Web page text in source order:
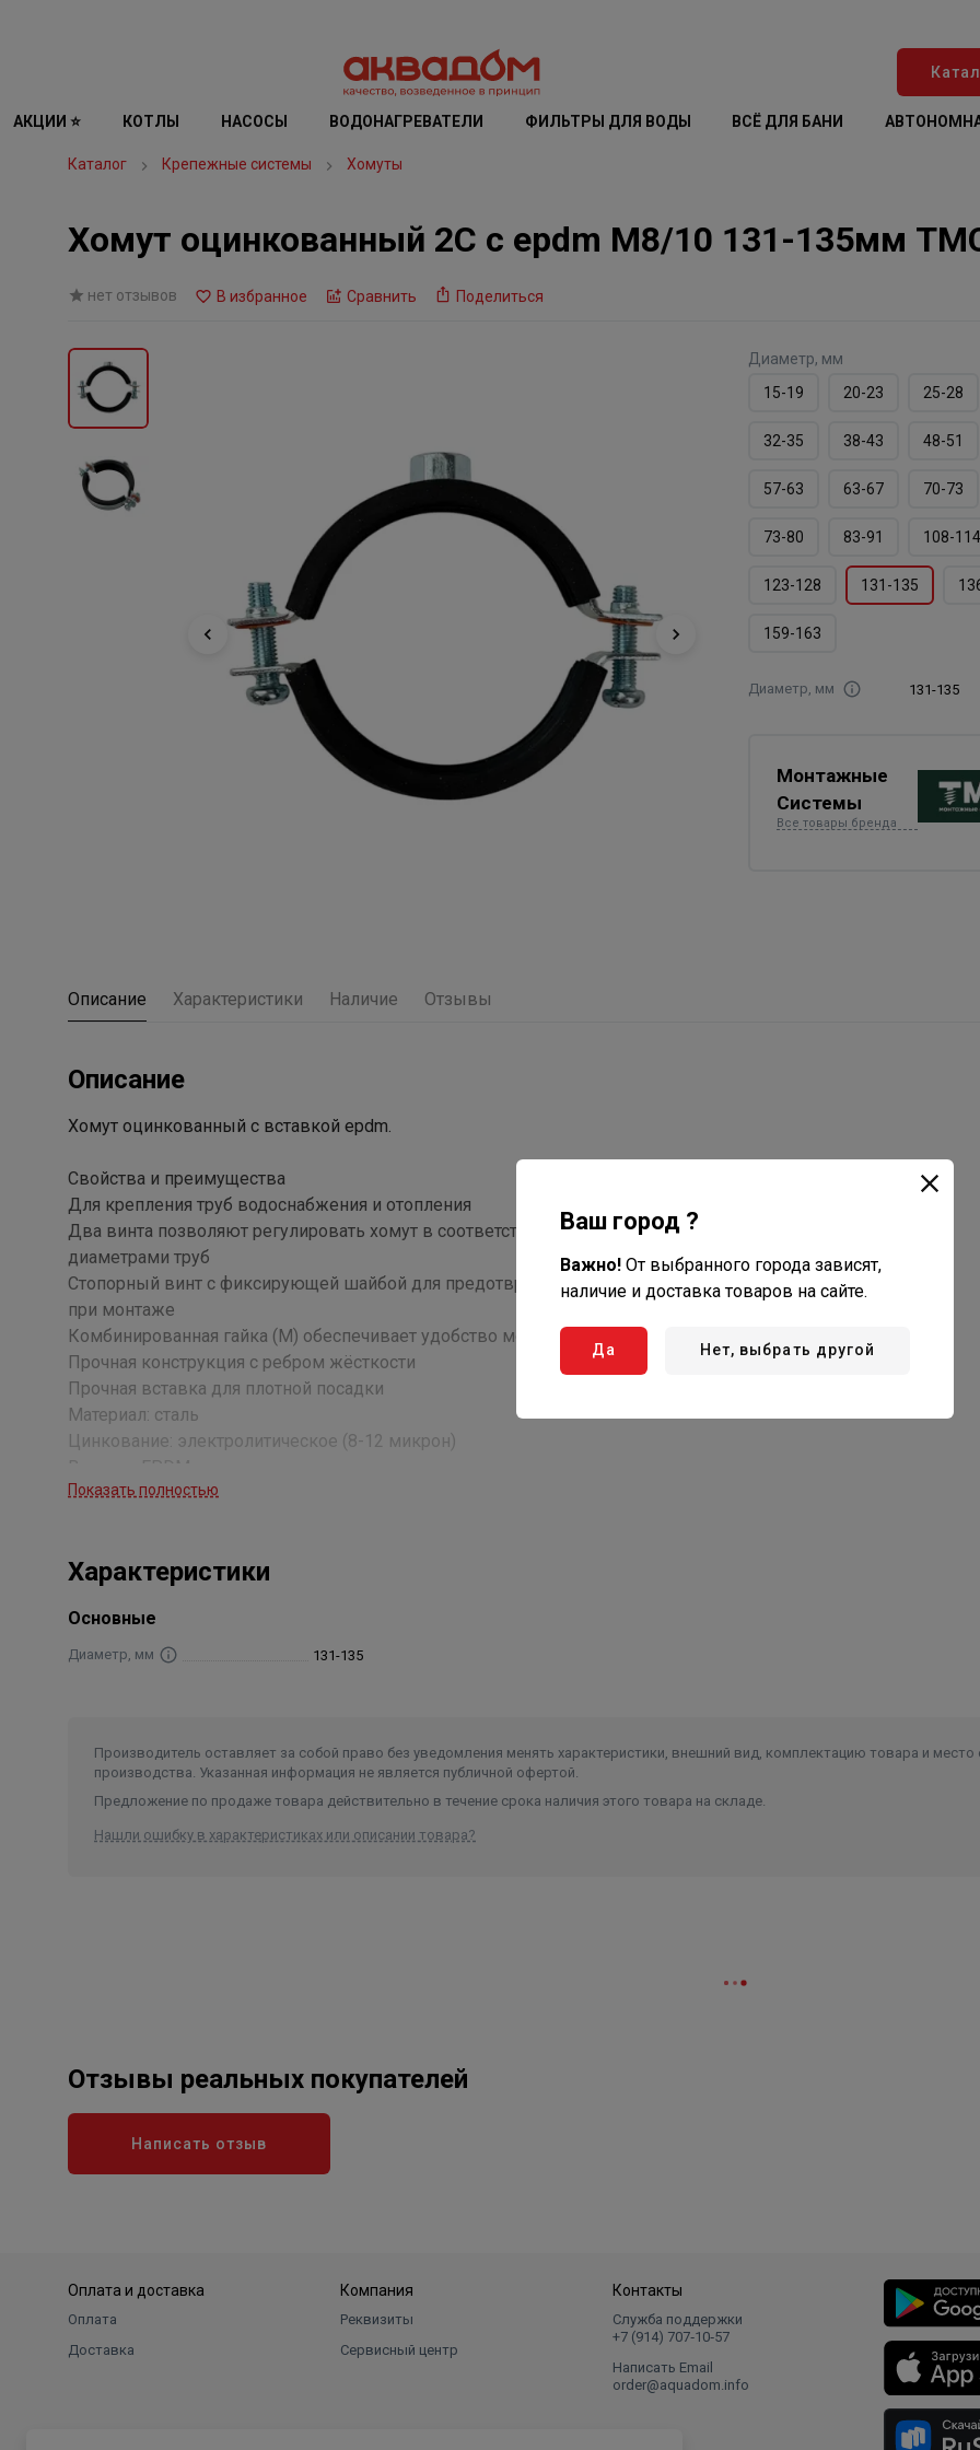
АКЦИИ ⭐ КОТЛЫ НАСОСЫ ВОДОНАГРЕВАТЕЛИ ФИЛЬТРЫ ДЛЯ ВОДЫ ВСЁ ДЛЯ БАНИ
Каталог Крепежные системы Хомуты
Хомут оцинкованный 2С с epdm M8/10 131-135мм
нет отзывов В избранное Сравнить Поделиться
Диаметр, мм
15-19
20-23 25-28
32-35 38-43 48-51
57-63 63-67 70-73
73-80 83-91 108-114
123-128 131-135
159-163
Диаметр, мм 131-135
Монтажные
Системы
Все товары бренда
Описание Характеристики Наличие Отзывы
Описание
Хомут оцинкованный с вставкой epdm.
Свойства и преимущества
Для крепления труб водоснабжения и отопления
Два винта позволяют регулировать хомут в соответствии с различными
диаметрами труб
Стопорный винт с фиксирующей шайбой для предотвращения выпадания
при монтаже
Комбинированная гайка (M) обеспечивает удобство монтажа
Прочная конструкция с ребром жёсткости
Прочная вставка для плотной посадки
Материал: сталь
Цинкование: электролитическое (8-12 микрон)
Звукопоглощение: в соответствии с DIN 4109
Показать полностью
Характеристики
Основные
Диаметр, мм 131-135
Производитель оставляет за собой право без уведомления менять характеристики, внешний вид, комплектацию товара и место
производства. Указанная информация не является публичной офертой.
Предложение по продаже товара действительно в течение срока наличия этого товара на складе.
Нашли ошибку в характеристиках или описании товара?
Отзывы реальных покупателей
Написать отзыв
Оплата и доставка
Оплата
Доставка
Компания
Реквизиты
Сервисный центр
Контакты
Служба поддержки
+7 (914) 707‑10‑57
Написать Email
order@aquadom.info
Ваш город ?
Важно! От выбранного города зависят,
наличие и доставка товаров на сайте.
Да Нет, выбрать другой